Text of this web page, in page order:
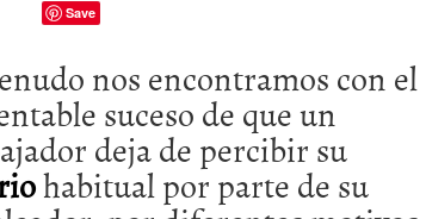
Save
nos encontramos con el
suceso de que un
deja de percibir su
habitual por parte de su